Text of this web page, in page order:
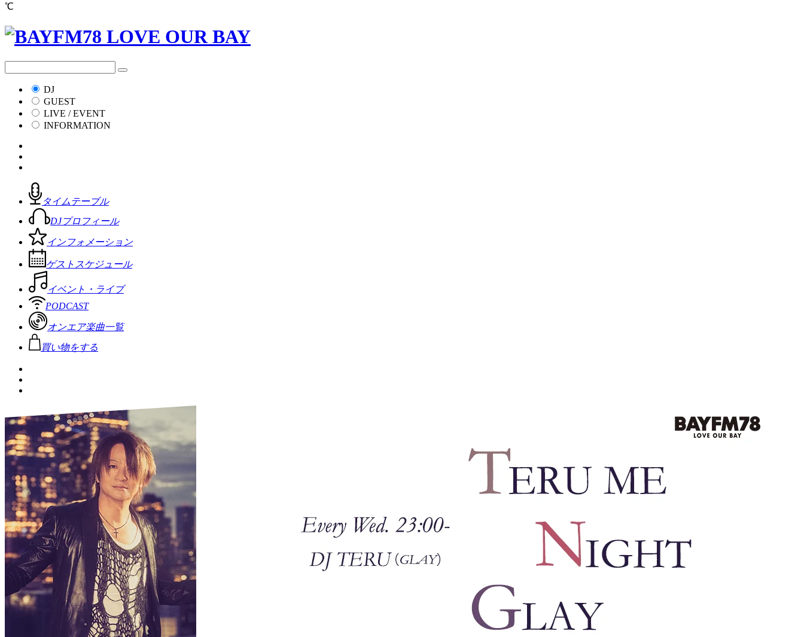
℃
DJ
GUEST
LIVE / EVENT
INFORMATION
タイムテーブル
DJプロフィール
インフォメーション
ゲストスケジュール
イベント・ライブ
PODCAST
オンエア楽曲一覧
買い物をする